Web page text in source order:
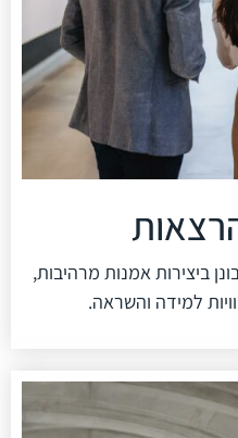
ביצירות אמנות מרהיבות,
למידה והשראה.